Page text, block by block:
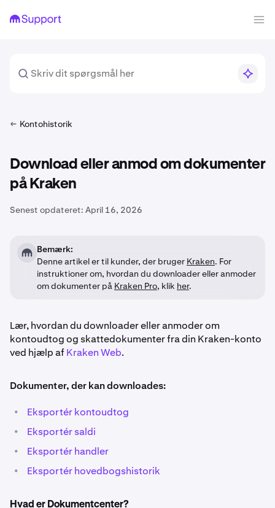
Kontohistorik
Download eller anmod om dokumenter
på Kraken
Senest opdateret: April 16, 2026
Bemærk:
Denne artikel er til kunder, der bruger Kraken. For
instruktioner om, hvordan du downloader eller anmoder
om dokumenter på Kraken Pro, klik her.
Lær, hvordan du downloader eller anmoder om
kontoudtog og skattedokumenter fra din Kraken-konto
ved hjælp afKraken Web.
Dokumenter, der kan downloades:
• Eksportér kontoudtog
• Eksportér saldi
• Eksportér handler
• Eksportér hovedbogshistorik
Hvad er Dokumentcenter?